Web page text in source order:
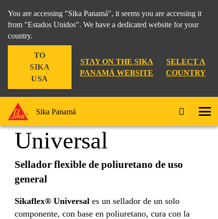
You are accessing "Sika Panamá", it seems you are accessing it
from "Estados Unidos". We have a dedicated website for your
country.
TO
SIKA
USA
STAY ON THE SIKA
PANAMÁ WEBSITE
SELECT A
COUNTRY
Sika Panamá
Sikaflex®
Universal
Sellador flexible de poliuretano de uso
general
Sikaflex® Universal es un sellador de un solo
componente, con base en poliuretano, cura con la